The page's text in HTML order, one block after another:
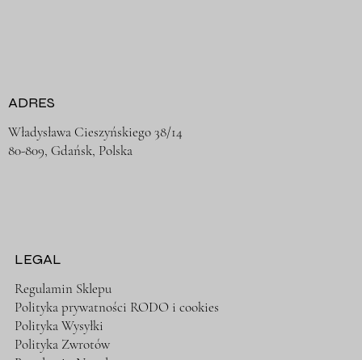
LEGAL
Regulamin Sklepu
Polityka prywatności RODO i cookies
Polityka Wysyłki
Polityka Zwrotów
ADRES
Władysława Cieszyńskiego 38/14
80-809, Gdańsk, Polska